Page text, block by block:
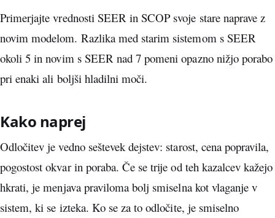
Primerjajte vrednosti SEER in SCOP svoje stare naprave z
novim modelom. Razlika med starim sistemom s SEER
okoli 5 in novim s SEER nad 7 pomeni opazno nižjo porabo
pri enaki ali boljši hladilni moči.
Kako naprej
Odločitev je vedno seštevek dejstev: starost, cena popravila,
pogostost okvar in poraba. Če se trije od teh kazalcev kažejo
hkrati, je menjava praviloma bolj smiselna kot vlaganje v
sistem, ki se izteka. Ko se za to odločite, je smiselno